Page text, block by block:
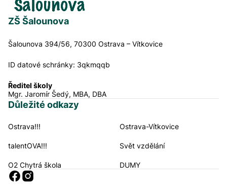
ZŠ Šalounova
Šalounova 394/56, 70300 Ostrava – Vítkovice
ID datové schránky: 3qkmqqb
Ředitel školy
Mgr. Jaromír Šedý, MBA, DBA
Důležité odkazy
Navigační odkazy
Ostrava!!! Ostrava-Vítkovice
talentOVA!!! Svět vzdělání
O2 Chytrá škola DUMY
Sociální sítě